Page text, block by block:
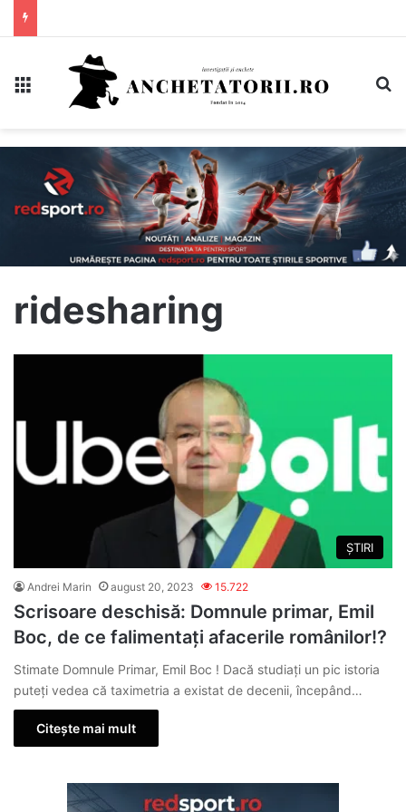
ridesharing
ȘTIRI
Andrei Marin august 20, 2023 15.722
Scrisoare deschisă: Domnule primar, Emil
Boc, de ce falimentați afacerile românilor!?
Stimate Domnule Primar, Emil Boc ! Dacă studiați un pic istoria
puteți vedea că taximetria a existat de decenii, începând…
Citește mai mult